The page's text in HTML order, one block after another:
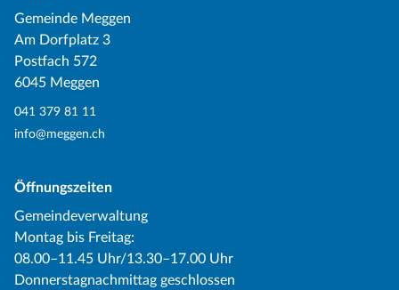
Gemeinde Meggen
Am Dorfplatz 3
Postfach 572
6045 Meggen
041 379 81 11
info@meggen.ch
Öffnungszeiten
Gemeindeverwaltung
Montag bis Freitag:
08.00–11.45 Uhr/13.30–17.00 Uhr
Donnerstagnachmittag geschlossen